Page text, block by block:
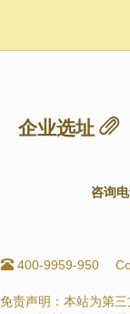
企业选址
咨询
400-9959-950
免责声明：本站为第